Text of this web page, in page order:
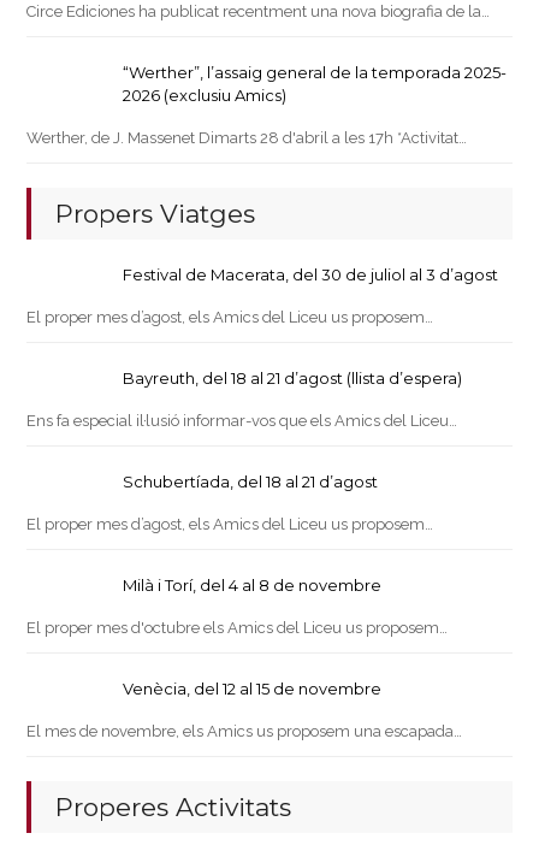
Circe Ediciones ha publicat recentment una nova biografia de la…
“Werther”, l’assaig general de la temporada 2025-
2026 (exclusiu Amics)
Werther, de J. Massenet Dimarts 28 d'abril a les 17h *Activitat…
Propers Viatges
Festival de Macerata, del 30 de juliol al 3 d’agost
El proper mes d’agost, els Amics del Liceu us proposem…
Bayreuth, del 18 al 21 d’agost (llista d’espera)
Ens fa especial il·lusió informar-vos que els Amics del Liceu…
Schubertíada, del 18 al 21 d’agost
El proper mes d’agost, els Amics del Liceu us proposem…
Milà i Torí, del 4 al 8 de novembre
El proper mes d'octubre els Amics del Liceu us proposem…
Venècia, del 12 al 15 de novembre
El mes de novembre, els Amics us proposem una escapada…
Properes Activitats